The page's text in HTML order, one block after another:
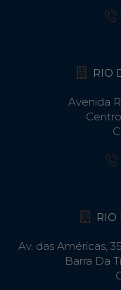
RIO
Avenida
RIO
Av. das Américas,
Barra Da